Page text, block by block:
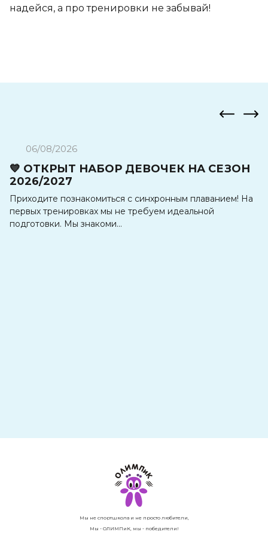
надейся, а про тренировки не забывай!
06/08/2026
💙 ОТКРЫТ НАБОР ДЕВОЧЕК НА СЕЗОН
2026/2027
Приходите познакомиться с синхронным плаванием! На
первых тренировках мы не требуем идеальной
подготовки. Мы знакоми...
Мы не спортшкола и не просто любители,
Мы - ОЛИМПиК, мы - победители!